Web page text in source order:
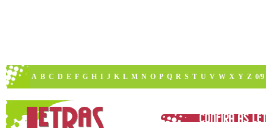
A B C D E F G H I J K L M N O P Q R S T U V W X Y Z 0/9